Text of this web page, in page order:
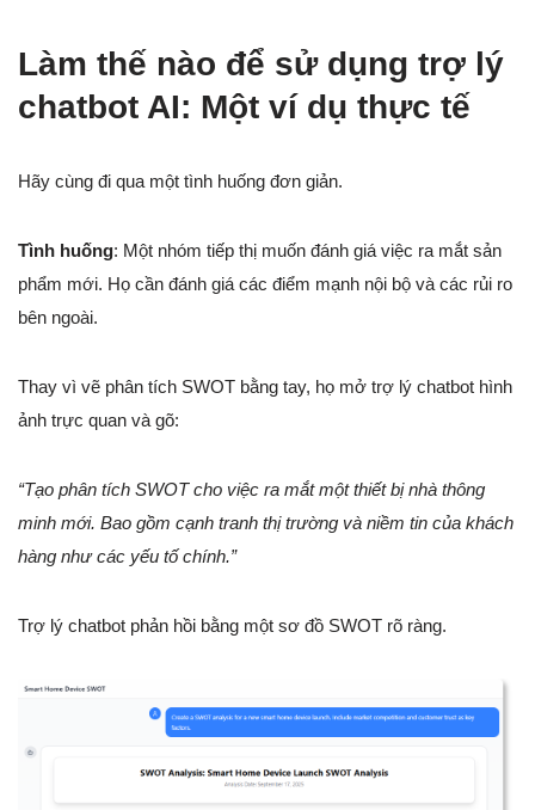
Làm thế nào để sử dụng trợ lý
chatbot AI: Một ví dụ thực tế
Hãy cùng đi qua một tình huống đơn giản.
Tình huống: Một nhóm tiếp thị muốn đánh giá việc ra mắt sản
phẩm mới. Họ cần đánh giá các điểm mạnh nội bộ và các rủi ro
bên ngoài.
Thay vì vẽ phân tích SWOT bằng tay, họ mở trợ lý chatbot hình
ảnh trực quan và gõ:
“Tạo phân tích SWOT cho việc ra mắt một thiết bị nhà thông
minh mới. Bao gồm cạnh tranh thị trường và niềm tin của khách
hàng như các yếu tố chính.”
Trợ lý chatbot phản hồi bằng một sơ đồ SWOT rõ ràng.